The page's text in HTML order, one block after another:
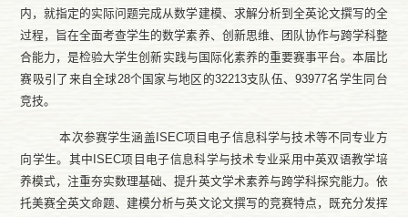
内，就指定的实际问题完成从数学建模、求解分析到全英论文撰写的全
过程，旨在全面考查学生的数学素养、创新思维、团队协作与跨学科整
合能力 ，是检验大学生创新实践与国际化素养的重要赛事平台。本届比
赛吸引了来自全球28个国家与地区的32213支队伍、93977名学生同台
竞技。
本次参赛学生涵盖 ISEC项目 电子信息科学与技术等不同专业方
向学生。其中 ISEC项目 电子信息科学与技术专业采用 中英双语教学培
养模式，注重夯实数理基础、提升英文学术素养与跨学科探究能力。依
托美赛全英文命题、建模分析与英文论文撰写的竞赛特点，既充分发挥